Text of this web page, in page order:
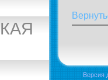
Версия